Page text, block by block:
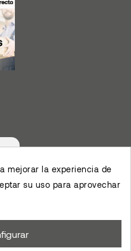
×
mejorar la experiencia de
su uso para aprovechar